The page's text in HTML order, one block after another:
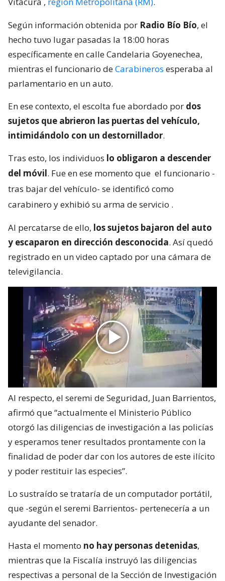
Según información obtenida por Radio Bío Bío, el
hecho tuvo lugar pasadas la 18:00 horas
específicamente en calle Candelaria Goyenechea,
mientras el funcionario deCarabineros esperaba al
parlamentario en un auto.
En ese contexto, el escolta fue abordado por dos
sujetos que abrieron las puertas del vehículo,
intimidándolo con un destornillador.
Tras esto, los individuos lo obligaron a descender
del móvil. Fue en ese momento que el funcionario -
tras bajar del vehículo- se identificó como
carabinero y exhibió su arma de servicio .
Al percatarse de ello, los sujetos bajaron del auto
y escaparon en dirección desconocida. Así quedó
registrado en un video captado por una cámara de
televigilancia.
Al respecto, el seremi de Seguridad, Juan Barrientos,
afirmó que “actualmente el Ministerio Público
otorgó las diligencias de investigación a las policías
y esperamos tener resultados prontamente con la
finalidad de poder dar con los autores de este ilícito
y poder restituir las especies”.
Lo sustraído se trataría de un computador portátil,
que -según el seremi Barrientos- pertenecería a un
ayudante del senador.
Hasta el momento no hay personas detenidas,
mientras que la Fiscalía instruyó las diligencias
respectivas a personal de la Sección de Investigación